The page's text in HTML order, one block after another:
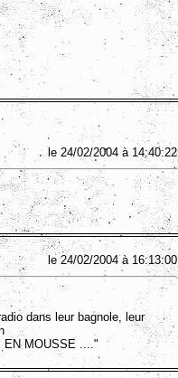
le 24/02/2004 à 14:40:22
le 24/02/2004 à 16:13:00
dans leur bagnole, leur
EN MOUSSE ...."